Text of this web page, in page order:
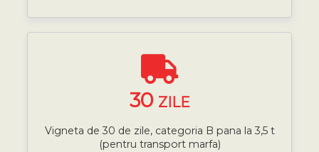
30 ZILE
Vigneta de 30 de zile, categoria B pana la 3,5 t
(pentru transport marfa)